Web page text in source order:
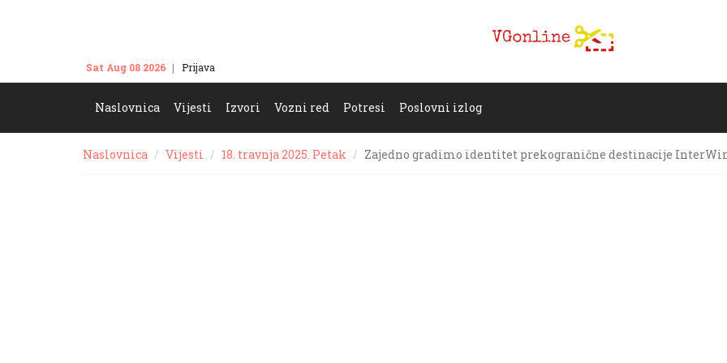
Sat Aug 08 2026 Prijava
Naslovnica Vijesti Izvori Vozni red Potresi Poslovni izlog
Naslovnica Vijesti 18. travnja 2025. Petak Zajedno gradimo identitet prekogranične destinacije